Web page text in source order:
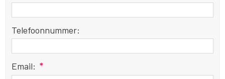
Telefoonnummer:
Email: *